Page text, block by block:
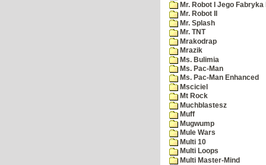
Mr. Robot I Jego Fabryka
Mr. Robot II
Mr. Splash
Mr. TNT
Mrakodrap
Mrazik
Ms. Bulimia
Ms. Pac-Man
Ms. Pac-Man Enhanced
Msciciel
Mt Rock
Muchblastesz
Muff
Mugwump
Mule Wars
Multi 10
Multi Loops
Multi Master-Mind